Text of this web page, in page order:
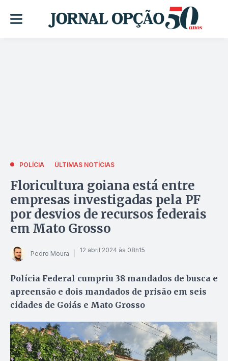
POLÍCIA ÚLTIMAS NOTÍCIAS
Floricultura goiana está entre
empresas investigadas pela PF
por desvios de recursos federais
em Mato Grosso
Pedro Moura 12 abril 2024 às 08h15
Polícia Federal cumpriu 38 mandados de busca e
apreensão e dois mandados de prisão em seis
cidades de Goiás e Mato Grosso